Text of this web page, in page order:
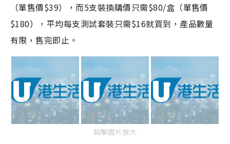
（單售價$39），而5支裝換購價只需$80/盒（單售價
$180），平均每支測試套裝只需$16就買到，產品數量
有限，售完即止。
點擊圖片放大